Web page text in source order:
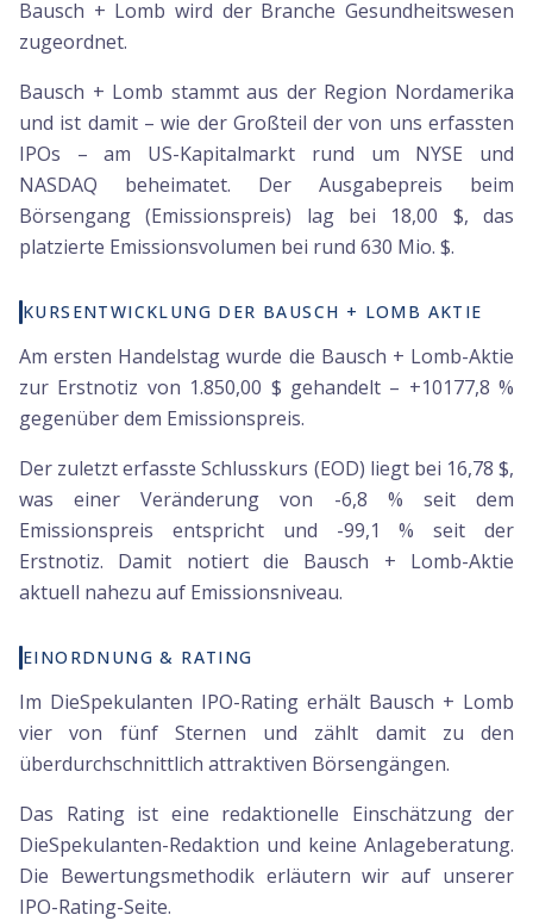
Bausch + Lomb wird der Branche Gesundheitswesen
zugeordnet.
Bausch + Lomb stammt aus der Region Nordamerika
und ist damit – wie der Großteil der von uns erfassten
IPOs – am US-Kapitalmarkt rund um NYSE und
NASDAQ beheimatet. Der Ausgabepreis beim
Börsengang (Emissionspreis) lag bei 18,00 $, das
platzierte Emissionsvolumen bei rund 630 Mio. $.
KURSENTWICKLUNG DER BAUSCH + LOMB AKTIE
Am ersten Handelstag wurde die Bausch + Lomb-Aktie
zur Erstnotiz von 1.850,00 $ gehandelt – +10177,8 %
gegenüber dem Emissionspreis.
Der zuletzt erfasste Schlusskurs (EOD) liegt bei 16,78 $,
was einer Veränderung von -6,8 % seit dem
Emissionspreis entspricht und -99,1 % seit der
Erstnotiz. Damit notiert die Bausch + Lomb-Aktie
aktuell nahezu auf Emissionsniveau.
EINORDNUNG & RATING
Im DieSpekulanten IPO-Rating erhält Bausch + Lomb
vier von fünf Sternen und zählt damit zu den
überdurchschnittlich attraktiven Börsengängen.
Das Rating ist eine redaktionelle Einschätzung der
DieSpekulanten-Redaktion und keine Anlageberatung.
Die Bewertungsmethodik erläutern wir auf unserer
IPO-Rating-Seite.